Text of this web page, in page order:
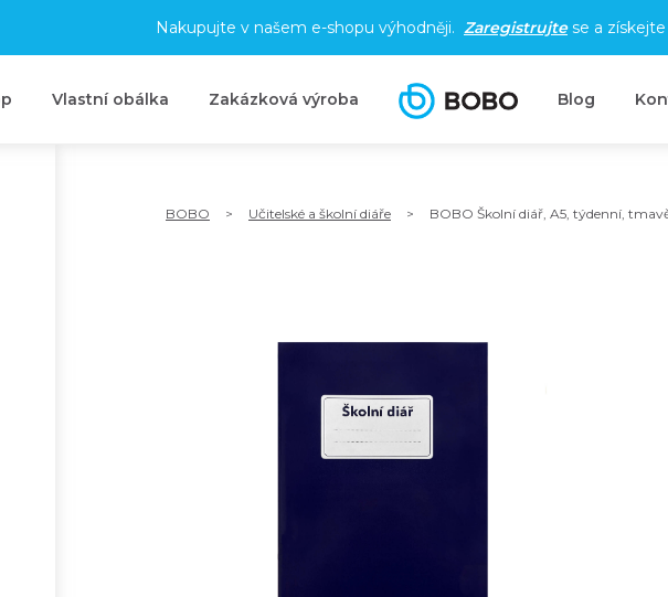
Nakupujte v našem e-shopu výhodněji. Zaregistrujtese a získejte
Vlastní obálka Zakázková výroba Blog
BOBO > Učitelské a školní diáře > BOBO Školní diář, A5, týdenní,